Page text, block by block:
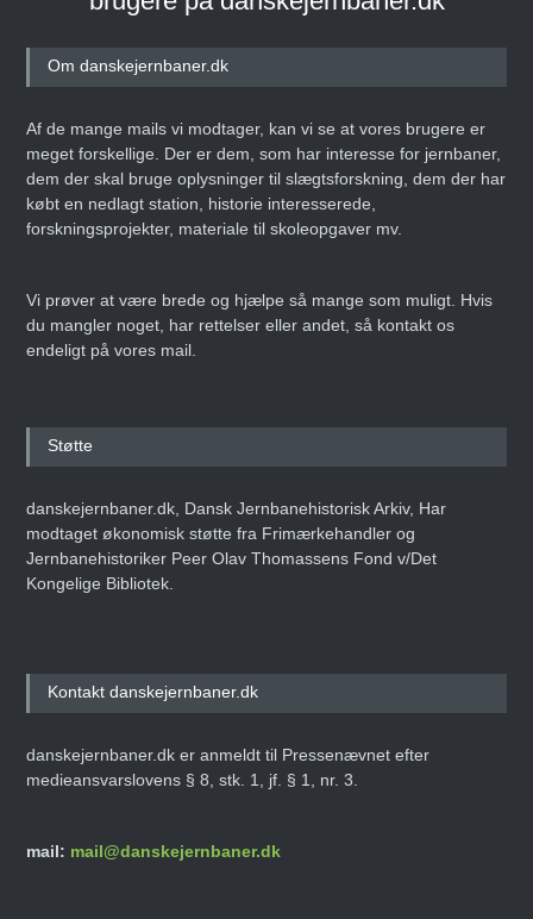
Om danskejernbaner.dk
Af de mange mails vi modtager, kan vi se at vores brugere er
meget forskellige. Der er dem, som har interesse for jernbaner,
dem der skal bruge oplysninger til slægtsforskning, dem der har
købt en nedlagt station, historie interesserede,
forskningsprojekter, materiale til skoleopgaver mv.
Vi prøver at være brede og hjælpe så mange som muligt. Hvis
du mangler noget, har rettelser eller andet, så kontakt os
endeligt på vores mail.
Støtte
danskejernbaner.dk, Dansk Jernbanehistorisk Arkiv, Har
modtaget økonomisk støtte fra Frimærkehandler og
Jernbanehistoriker Peer Olav Thomassens Fond v/Det
Kongelige Bibliotek.
Kontakt danskejernbaner.dk
danskejernbaner.dk er anmeldt til Pressenævnet efter
medieansvarslovens § 8, stk. 1, jf. § 1, nr. 3.
mail: mail@danskejernbaner.dk